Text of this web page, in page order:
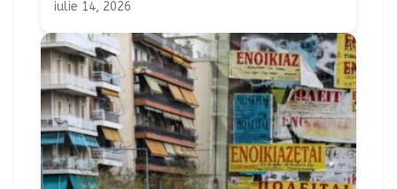
iulie 14, 2026